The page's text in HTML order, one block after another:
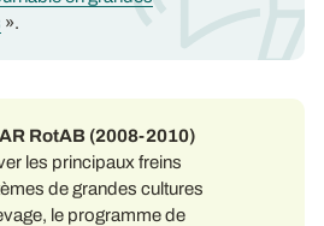
».
RotAB (2008-2010)
les principaux freins
de grandes cultures
le programme de